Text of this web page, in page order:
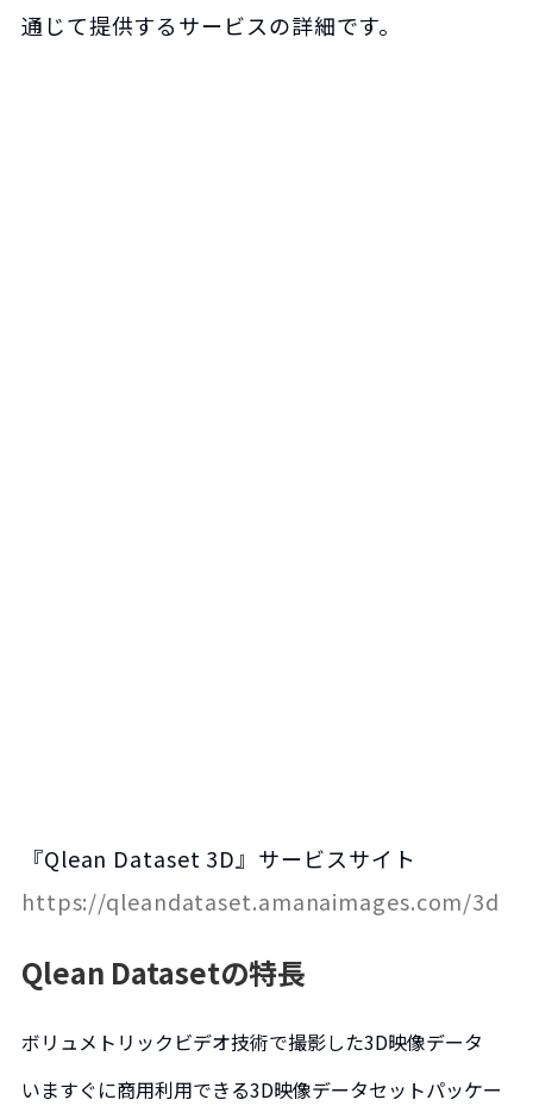
通じて提供するサービスの詳細です。
『Qlean Dataset 3D』サービスサイト
https://qleandataset.amanaimages.com/3d
Qlean Datasetの特長
ボリュメトリックビデオ技術で撮影した3D映像データ
いますぐに商用利用できる3D映像データセットパッケー